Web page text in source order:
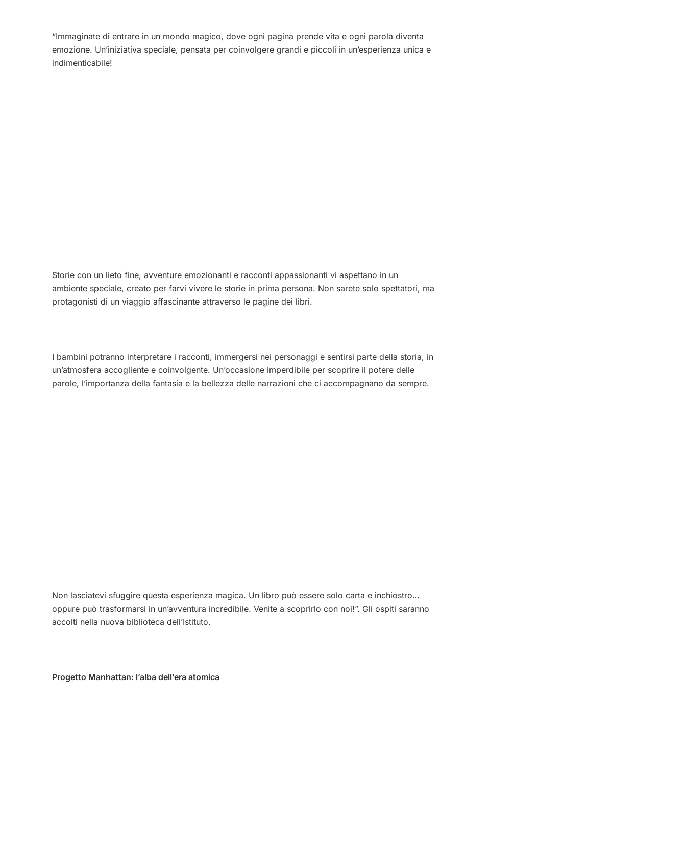
“Immaginate di entrare in un mondo magico, dove ogni pagina prende vita e ogni parola diventa
emozione. Un’iniziativa speciale, pensata per coinvolgere grandi e piccoli in un’esperienza unica e
indimenticabile!
Storie con un lieto fine, avventure emozionanti e racconti appassionanti vi aspettano in un
ambiente speciale, creato per farvi vivere le storie in prima persona. Non sarete solo spettatori, ma
protagonisti di un viaggio affascinante attraverso le pagine dei libri.
I bambini potranno interpretare i racconti, immergersi nei personaggi e sentirsi parte della storia, in
un’atmosfera accogliente e coinvolgente. Un’occasione imperdibile per scoprire il potere delle
parole, l’importanza della fantasia e la bellezza delle narrazioni che ci accompagnano da sempre.
Non lasciatevi sfuggire questa esperienza magica. Un libro può essere solo carta e inchiostro…
oppure può trasformarsi in un’avventura incredibile. Venite a scoprirlo con noi!”. Gli ospiti saranno
accolti nella nuova biblioteca dell’Istituto.
Progetto Manhattan: l’alba dell’era atomica